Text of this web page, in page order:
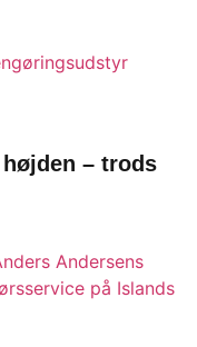
– trods